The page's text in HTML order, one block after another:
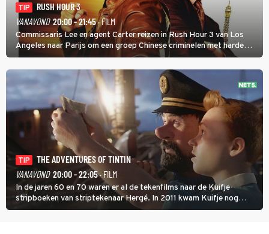
TIP
RUSH HOUR 3
VANAVOND 20:00 - 21:45· FILM
Commissaris Lee en agent Carter reizen in Rush Hour 3 van Los
Angeles naar Parijs om een groep Chinese criminelen met harde
hand aan te pakken.
TIP
THE ADVENTURES OF TINTIN
VANAVOND 20:00 - 22:05· FILM
In de jaren 60 en 70 waren er al de tekenfilms naar de Kuifje-
stripboeken van striptekenaar Hergé. In 2011 kwam Kuifje nog
meer tot leven in The Adventures of Tintin van Steven Spielberg.